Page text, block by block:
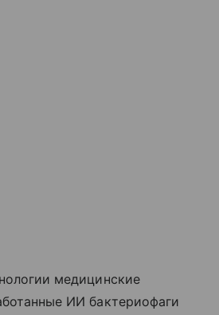
медицинские
ИИ бактериофаги